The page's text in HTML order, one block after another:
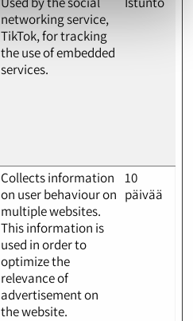
networking service,
TikTok, for tracking
the use of embedded
services.
Collects information
on user behaviour on
multiple websites.
This information is
used in order to
optimize the
relevance of
advertisement on
the website.
10
päivää